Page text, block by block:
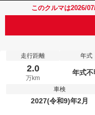
このクルマは2026/
走行距離
2.0
万km
年式
年式不
車検
2027(令和9)年2月